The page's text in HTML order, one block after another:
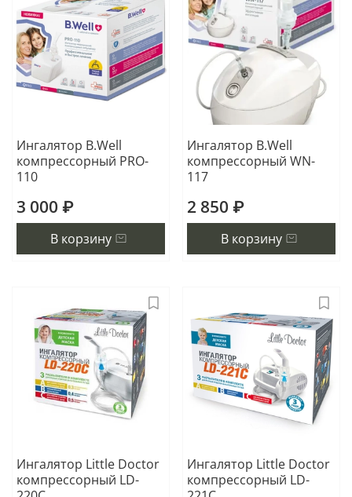
Ингалятор B.Well
компрессорный PRO-
110
3 000 ₽
В корзину
Ингалятор B.Well
компрессорный WN-
117
2 850 ₽
В корзину
Ингалятор Little Doctor
компрессорный LD-
Ингалятор Little Doctor
компрессорный LD-